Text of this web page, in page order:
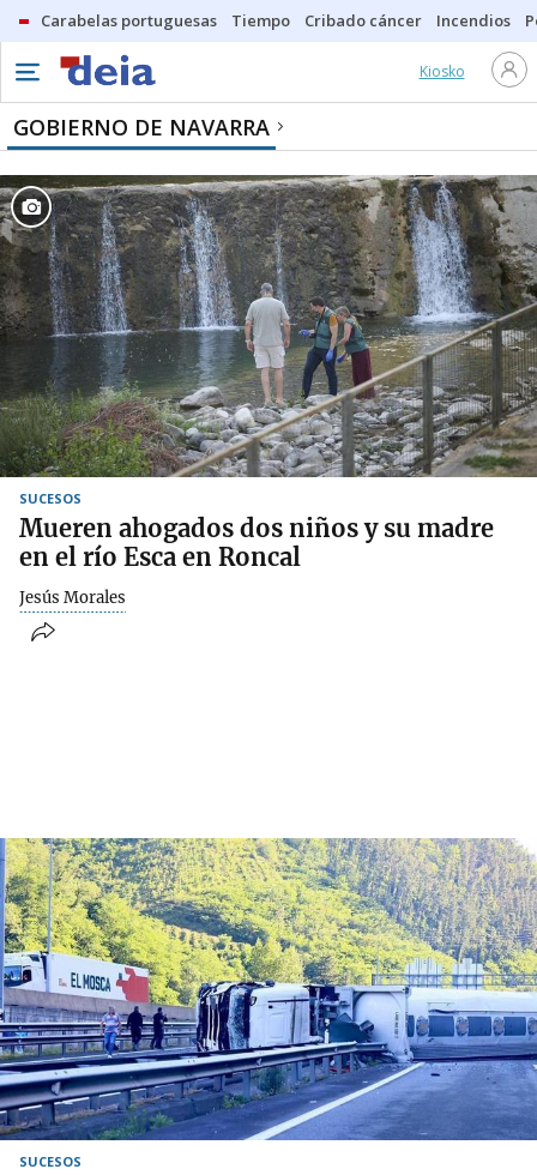
Carabelas portuguesas Tiempo Cribado cáncer Incendios
Kiosko
GOBIERNO DE NAVARRA
SUCESOS
Mueren ahogados dos niños y su madre
en el río Esca en Roncal
Jesús Morales
SUCESOS